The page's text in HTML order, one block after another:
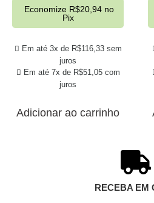
Em até 3x de R$116,33sem
juros
Em até 7x de R$51,05com
juros
Economize R$20,94 no
Pix
Adicionar ao carrinho
RECEBA EM